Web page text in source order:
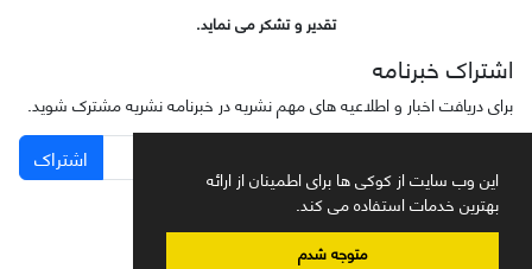
این وب سایت از کوکی ها برای اطمینان از ارائه
بهترین خدمات استفاده می کند.
متوجه شدم
تقدیر و تشکر می نماید.
اشتراک خبرنامه
برای دریافت اخبار و اطلاعیه های مهم نشریه در خبرنامه نشریه مشترک شوید.
اشتراک